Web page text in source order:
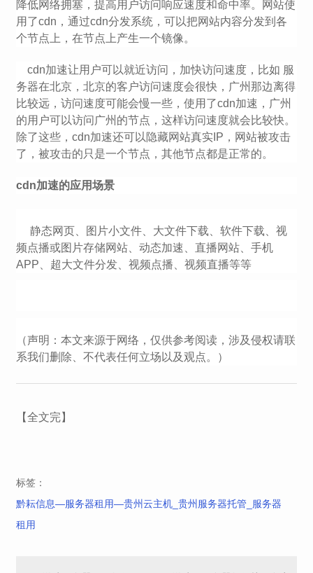
降低网络拥塞，提高用户访问响应速度和命中率。网站使
用了cdn，通过cdn分发系统，可以把网站内容分发到各
个节点上，在节点上产生一个镜像。
cdn加速让用户可以就近访问，加快访问速度，比如 服
务器在北京，北京的客户访问速度会很快，广州那边离得
比较远，访问速度可能会慢一些，使用了cdn加速，广州
的用户可以访问广州的节点，这样访问速度就会比较快。
除了这些，cdn加速还可以隐藏网站真实IP，网站被攻击
了，被攻击的只是一个节点，其他节点都是正常的。
cdn加速的应用场景
静态网页、图片小文件、大文件下载、软件下载、视
频点播或图片存储网站、动态加速、直播网站、手机
APP、超大文件分发、视频点播、视频直播等等
（声明：本文来源于网络，仅供参考阅读，涉及侵权请联
系我们删除、不代表任何立场以及观点。）
【全文完】
标签：
黔耘信息—服务器租用—贵州云主机_贵州服务器托管_服务器
租用